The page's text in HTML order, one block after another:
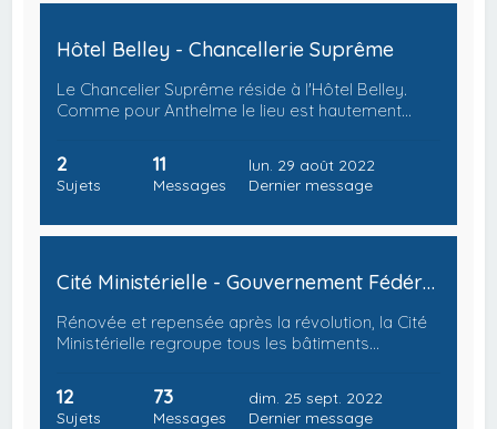
Hôtel Belley - Chancellerie Suprême
Le Chancelier Suprême réside à l'Hôtel Belley.
Comme pour Anthelme le lieu est hautement…
2
Sujets
11
Messages
lun. 29 août 2022
Dernier message
Cité Ministérielle - Gouvernement Fédéral
Rénovée et repensée après la révolution, la Cité
Ministérielle regroupe tous les bâtiments…
12
Sujets
73
Messages
dim. 25 sept. 2022
Dernier message